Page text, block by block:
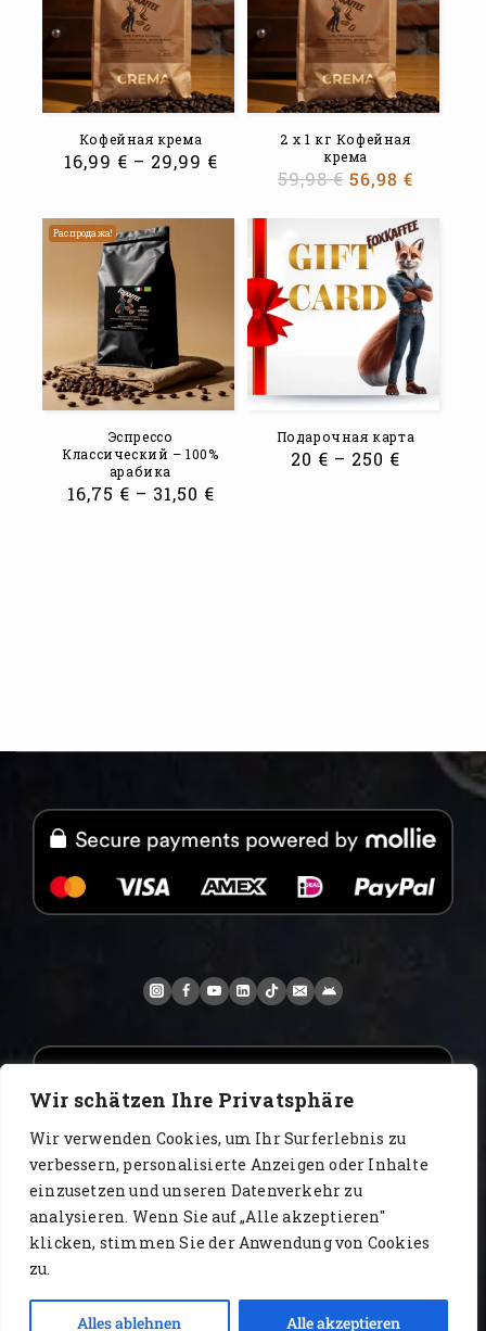
Wir schätzen Ihre Privatsphäre
Wir verwenden Cookies, um Ihr Surferlebnis zu
verbessern, personalisierte Anzeigen oder Inhalte
einzusetzen und unseren Datenverkehr zu
analysieren. Wenn Sie auf „Alle akzeptieren"
klicken, stimmen Sie der Anwendung von Cookies
zu.
Alles ablehnen Alle akzeptieren
Кофейная крема
16,99 € – 29,99 €
2 x 1 кг Кофейная
крема
59,98€ 56,98 €
Распродажа!
Эспрессо
Классический – 100%
арабика
16,75 € – 31,50 €
Подарочная карта
20 € – 250 €
www.AlbertoIT.com 2026 FoxKaffee Kaffeerösterei
Kontakt